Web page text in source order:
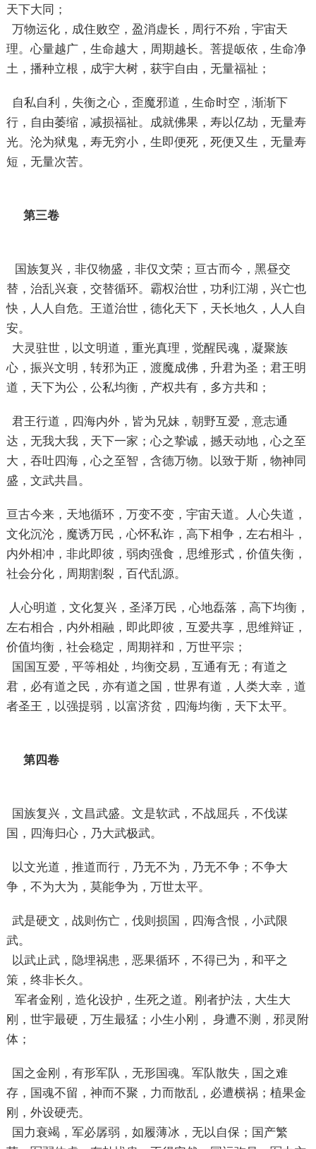
天下大同；
万物运化，成住败空，盈消虚长，周行不殆，宇宙天
理。心量越广，生命越大，周期越长。菩提皈依，生命净
土，播种立根，成宇大树，获宇自由，无量福祉；
自私自利，失衡之心，歪魔邪道，生命时空，渐渐下
行，自由萎缩，减损福祉。成就佛果，寿以亿劫，无量寿
光。沦为狱鬼，寿无穷小，生即便死，死便又生，无量寿
短，无量次苦。
第三卷
国族复兴，非仅物盛，非仅文荣；亘古而今，黑昼交
替，治乱兴衰，交替循环。霸权治世，功利江湖，兴亡也
快，人人自危。王道治世，德化天下，天长地久，人人自
安。
大灵驻世，以文明道，重光真理，觉醒民魂，凝聚族
心，振兴文明，转邪为正，渡魔成佛，升君为圣；君王明
道，天下为公，公私均衡，产权共有，多方共和；
君王行道，四海内外，皆为兄妹，朝野互爱，意志通
达，无我大我，天下一家；心之挚诚，撼天动地，心之至
大，吞吐四海，心之至智，含德万物。以致于斯，物神同
盛，文武共昌。
亘古今来，天地循环，万变不变，宇宙天道。人心失道，
文化沉沦，魔诱万民，心怀私诈，高下相争，左右相斗，
内外相冲，非此即彼，弱肉强食，思维形式，价值失衡，
社会分化，周期割裂，百代乱源。
人心明道，文化复兴，圣泽万民，心地磊落，高下均衡，
左右相合，内外相融，即此即彼，互爱共享，思维辩证，
价值均衡，社会稳定，周期祥和，万世平宗；
国国互爱，平等相处，均衡交易，互通有无；有道之
君，必有道之民，亦有道之国，世界有道，人类大幸，道
者圣王，以强提弱，以富济贫，四海均衡，天下太平。
第四卷
国族复兴，文昌武盛。文是软武，不战屈兵，不伐谋
国，四海归心，乃大武极武。
以文光道，推道而行，乃无不为，乃无不争；不争大
争，不为大为，莫能争为，万世太平。
武是硬文，战则伤亡，伐则损国，四海含恨，小武限
武。
以武止武，隐埋祸患，恶果循环，不得已为，和平之
策，终非长久。
军者金刚，造化设护，生死之道。刚者护法，大生大
刚，世宇最硬，万生最猛；小生小刚， 身遭不测，邪灵附
体；
国之金刚，有形军队，无形国魂。军队散失，国之难
存，国魂不留，神而不聚，力而散乱，必遭横祸；植果金
刚，外设硬壳。
国力衰竭，军必孱弱，如履薄冰，无以自保；国产繁